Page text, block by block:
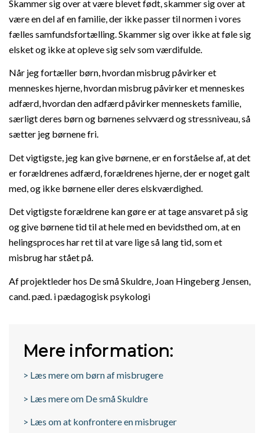
Skammer sig over at være blevet født, skammer sig over at
være en del af en familie, der ikke passer til normen i vores
fælles samfundsfortælling. Skammer sig over ikke at føle sig
elsket og ikke at opleve sig selv som værdifulde.
Når jeg fortæller børn, hvordan misbrug påvirker et
menneskes hjerne, hvordan misbrug påvirker et menneskes
adfærd, hvordan den adfærd påvirker menneskets familie,
særligt deres børn og børnenes selvværd og stressniveau, så
sætter jeg børnene fri.
Det vigtigste, jeg kan give børnene, er en forståelse af, at det
er forældrenes adfærd, forældrenes hjerne, der er noget galt
med, og ikke børnene eller deres elskværdighed.
Det vigtigste forældrene kan gøre er at tage ansvaret på sig
og give børnene tid til at hele med en bevidsthed om, at en
helingsproces har ret til at vare lige så lang tid, som et
misbrug har stået på.
Af projektleder hos De små Skuldre, Joan Hingeberg Jensen,
cand. pæd. i pædagogisk psykologi
Mere information:
> Læs mere om børn af misbrugere
> Læs mere om De små Skuldre
> Læs om at konfrontere en misbruger